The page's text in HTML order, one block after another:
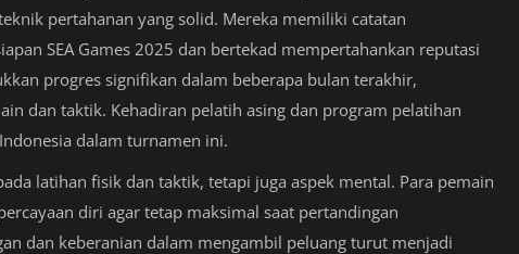
pertahanan yang solid. Mereka memiliki catatan
SEA Games 2025 dan bertekad mempertahankan reputasi
progres signifikan dalam beberapa bulan terakhir,
dan taktik. Kehadiran pelatih asing dan program pelatihan
dalam turnamen ini.
latihan fisik dan taktik, tetapi juga aspek mental. Para pemain
diri agar tetap maksimal saat pertandingan
dan keberanian dalam mengambil peluang turut menjadi